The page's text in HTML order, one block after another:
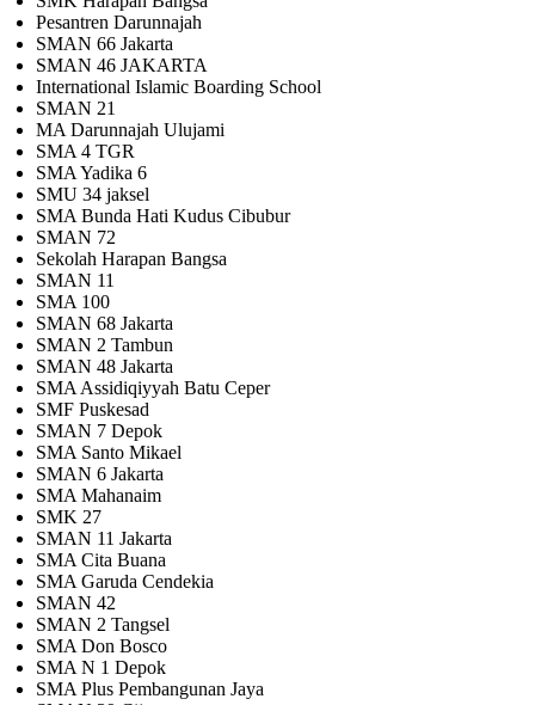
Pesantren Darunnajah
SMAN 66 Jakarta
SMAN 46 JAKARTA
International Islamic Boarding School
SMAN 21
MA Darunnajah Ulujami
SMA 4 TGR
SMA Yadika 6
SMU 34 jaksel
SMA Bunda Hati Kudus Cibubur
SMAN 72
Sekolah Harapan Bangsa
SMAN 11
SMA 100
SMAN 68 Jakarta
SMAN 2 Tambun
SMAN 48 Jakarta
SMA Assidiqiyyah Batu Ceper
SMF Puskesad
SMAN 7 Depok
SMA Santo Mikael
SMAN 6 Jakarta
SMA Mahanaim
SMK 27
SMAN 11 Jakarta
SMA Cita Buana
SMA Garuda Cendekia
SMAN 42
SMAN 2 Tangsel
SMA Don Bosco
SMA N 1 Depok
SMA Plus Pembangunan Jaya